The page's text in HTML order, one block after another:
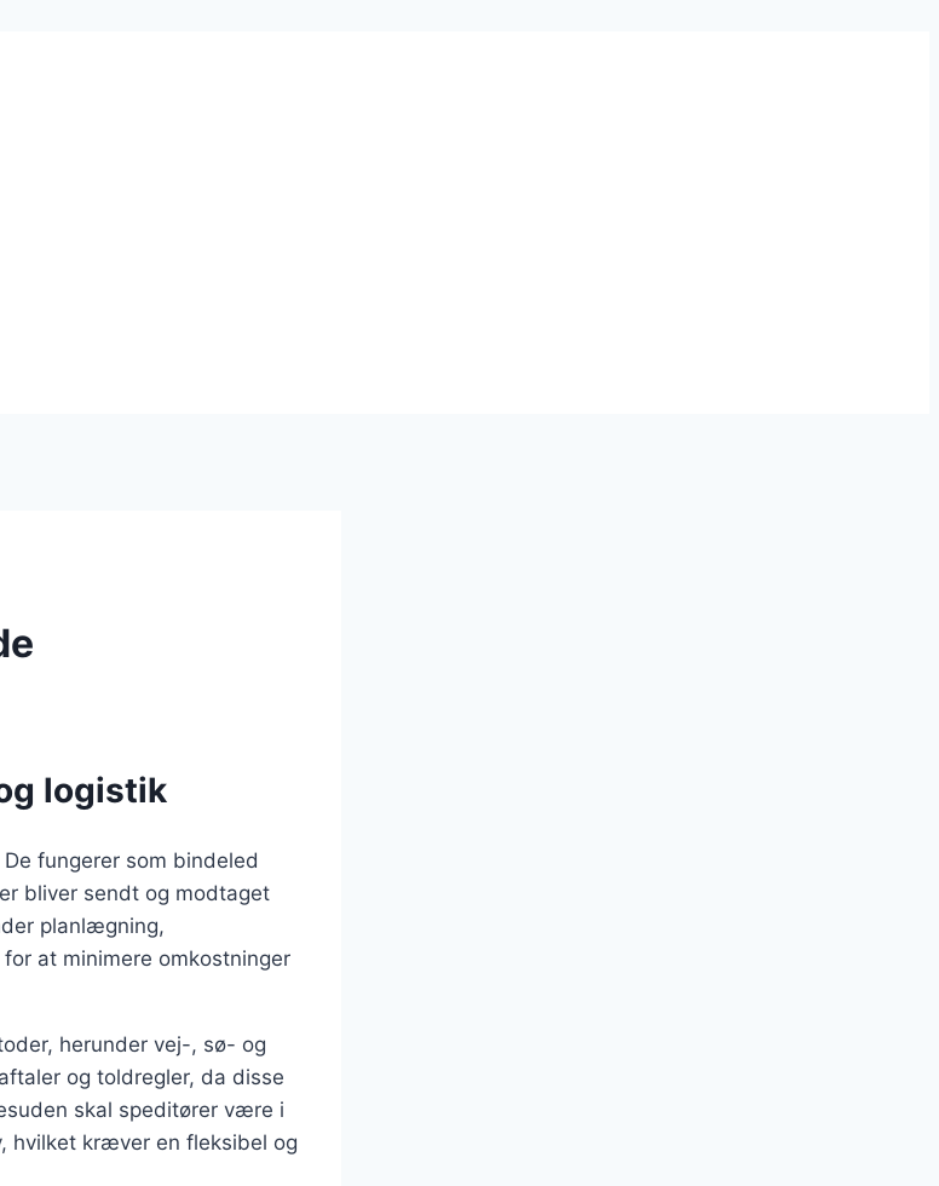
logistik
fungerer som bindeled
bliver sendt og modtaget
planlægning,
at minimere omkostninger
herunder vej-, sø- og
og toldregler, da disse
skal speditører være i
hvilket kræver en fleksibel og